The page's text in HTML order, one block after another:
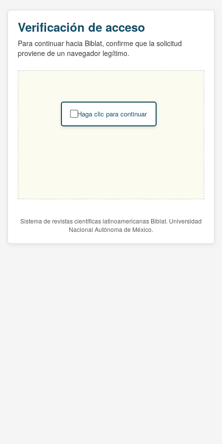
Verificación de acceso
Para continuar hacia Biblat, confirme que la solicitud
proviene de un navegador legítimo.
Haga clic para continuar
Sistema de revistas científicas latinoamericanas Biblat. Universidad
Nacional Autónoma de México.